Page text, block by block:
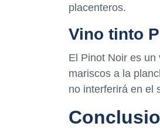
placenteros.
Vino tinto
El Pinot Noir es
mariscos a la
no interferirá en el